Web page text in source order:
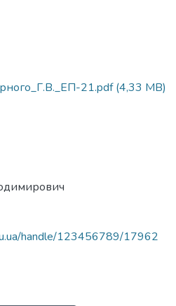
21.pdf(4,33 MB)
handle/123456789/17962